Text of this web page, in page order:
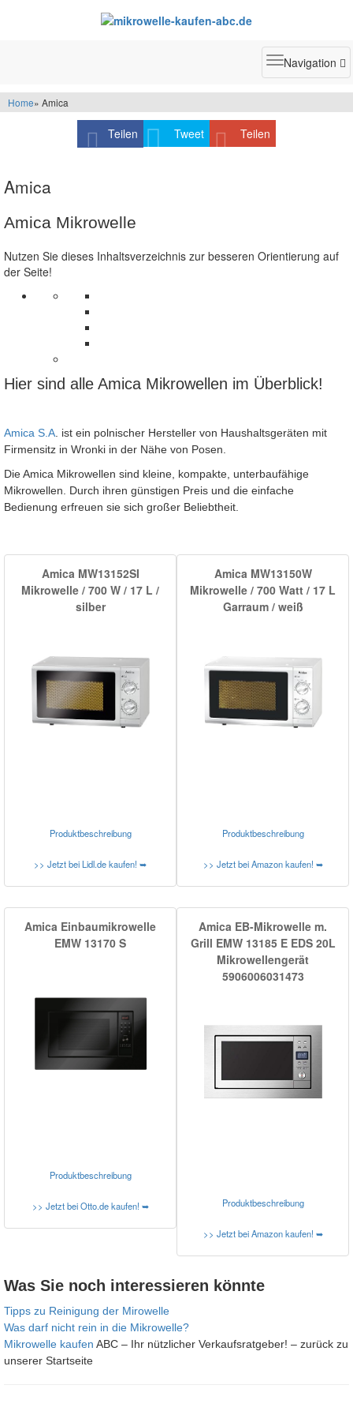
Toggle
Navigation
Home» Amica
Teilen Tweet Teilen
Amica
Amica Mikrowelle
Nutzen Sie dieses Inhaltsverzeichnis zur besseren Orientierung auf
der Seite!
Hier sind alle Amica Mikrowellen im Überblick!
Amica S.A . ist ein polnischer Hersteller von Haushaltsgeräten mit
Firmensitz in Wronki in der Nähe von Posen.
Die Amica Mikrowellen sind kleine, kompakte, unterbaufähige
Mikrowellen. Durch ihren günstigen Preis und die einfache
Bedienung erfreuen sie sich großer Beliebtheit.
Amica MW13152SI
Mikrowelle / 700 W / 17 L /
silber
Produktbeschreibung
>> Jetzt bei Lidl.de kaufen! ➥
Amica MW13150W
Mikrowelle / 700 Watt / 17 L
Garraum / weiß
Produktbeschreibung
>> Jetzt bei Amazon kaufen! ➥
Amica Einbaumikrowelle
EMW 13170 S
Produktbeschreibung
>> Jetzt bei Otto.de kaufen! ➥
Amica EB-Mikrowelle m.
Grill EMW 13185 E EDS 20L
Mikrowellengerät
5906006031473
Produktbeschreibung
>> Jetzt bei Amazon kaufen! ➥
Was Sie noch interessieren könnte
Tipps zu Reinigung der Mirowelle
Was darf nicht rein in die Mikrowelle?
Mikrowelle kaufen ABC – Ihr nützlicher Verkaufsratgeber! – zurück zu
unserer Startseite